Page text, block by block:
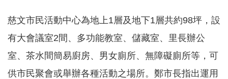
機
關
訊
錄
慈文市民活動中心為地上1層及地下1層共約98坪，設
有大會議室2間、多功能教室、儲藏室、里長辦公
室、茶水間簡易廚房、男女廁所、無障礙廁所等，可
供市民聚會或舉辦各種活動之場所。鄭市長指出運用